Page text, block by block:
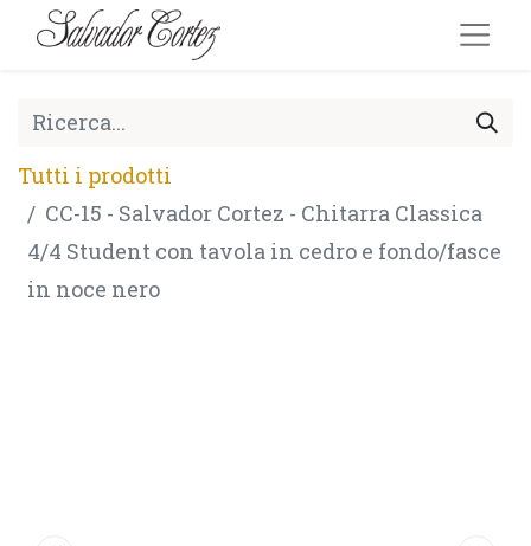
Tutti i prodotti
CC-15 - Salvador Cortez - Chitarra Classica
4/4 Student con tavola in cedro e fondo/fasce
in noce nero